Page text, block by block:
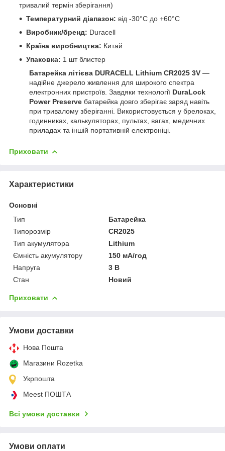
тривалий термін зберігання)
Температурний діапазон: від -30°C до +60°C
Виробник/бренд: Duracell
Країна виробництва: Китай
Упаковка: 1 шт блистер
Батарейка літієва DURACELL Lithium CR2025 3V —
надійне джерело живлення для широкого спектра
електронних пристроїв. Завдяки технології DuraLock
Power Preserve батарейка довго зберігає заряд навіть
при тривалому зберіганні. Використовується у брелоках,
годинниках, калькуляторах, пультах, вагах, медичних
приладах та іншій портативній електроніці.
Приховати
Характеристики
Основні
Тип
Батарейка
Типорозмір
CR2025
Тип акумулятора
Lithium
Ємність акумулятору
150 мА/год
Напруга
3 В
Стан
Новий
Приховати
Умови доставки
Нова Пошта
Магазини Rozetka
Укрпошта
Meest ПОШТА
Всі умови доставки
Умови оплати